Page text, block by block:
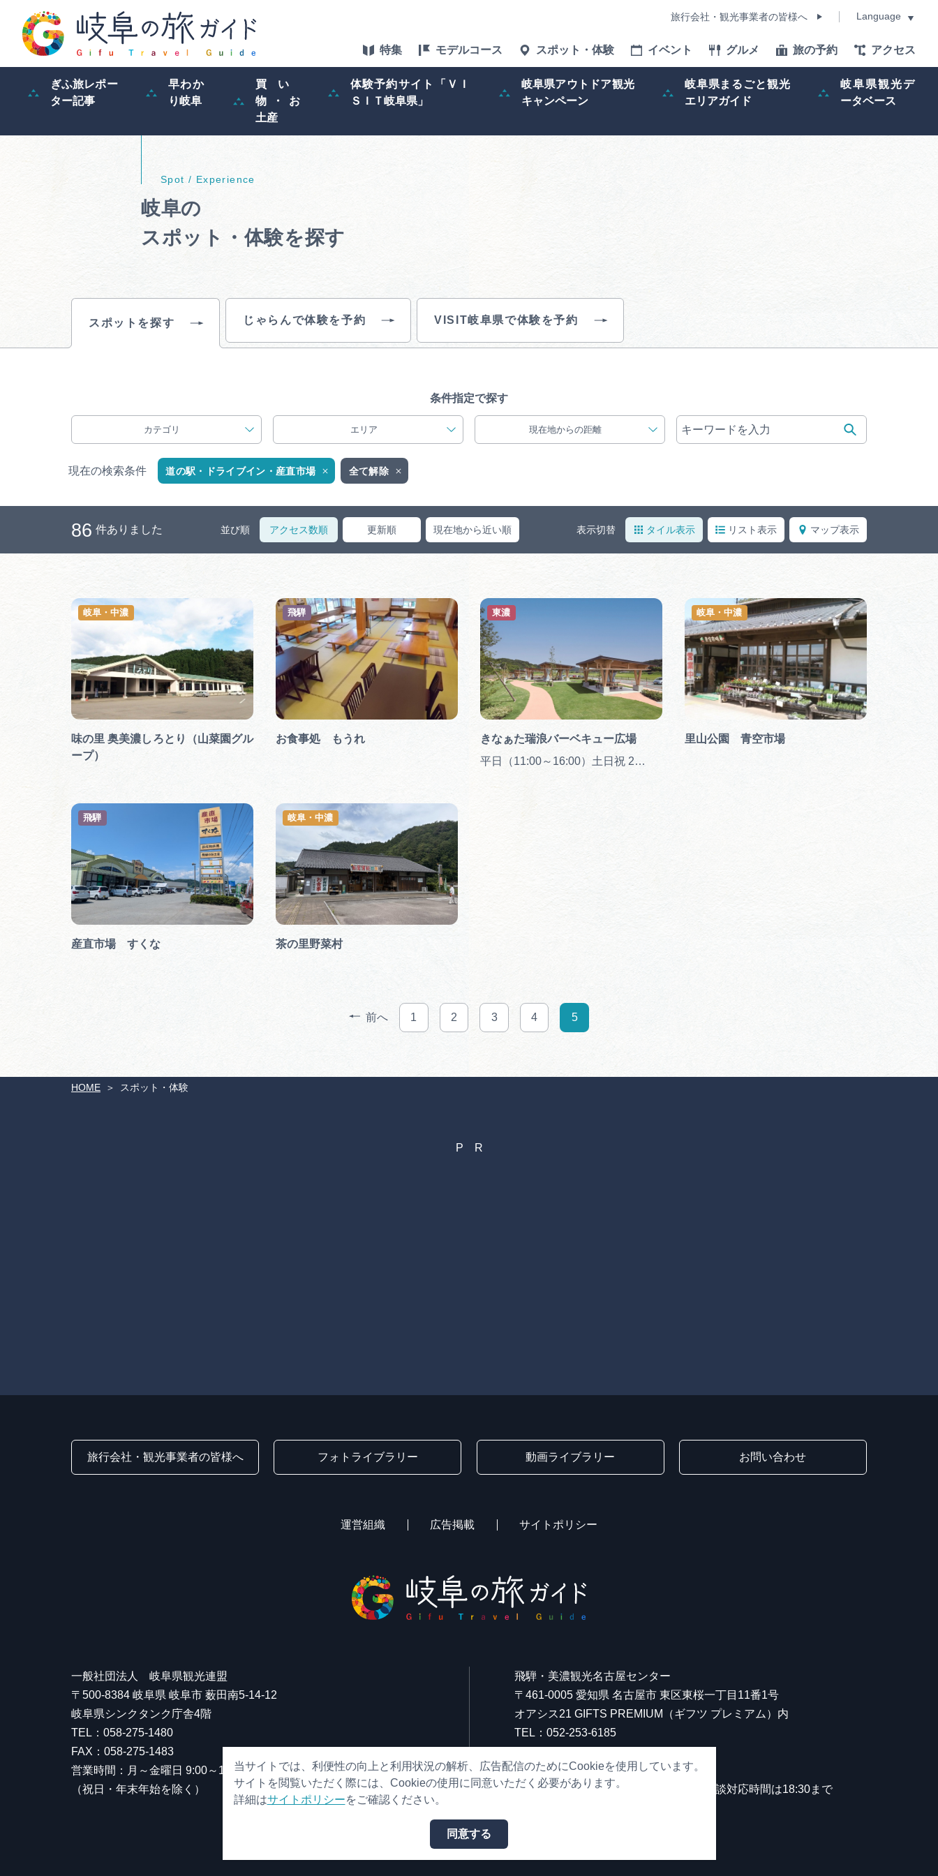
旅行会社・観光事業者の皆様へ Language
特集 モデルコース スポット・体験 イベント グルメ 旅の予約 アクセス
ぎふ旅レポー
ター記事
早わか
り岐阜
買い
物・お
土産
体験予約サイト「ＶＩ
ＳＩＴ岐阜県」
岐阜県アウトドア観光
キャンペーン
岐阜県まるごと観光
エリアガイド
岐阜県観光デ
ータベース
買い物・お土産
岐阜県観光データベース
広告掲載 サイトポリシー
HOME スポット・体験
岐阜の
スポット・体験を探す
スポットを探す じゃらんで体験を予約 VISIT岐阜県で体験を予約
条件指定で探す
カテゴリ エリア 現在地からの距離
現在の検索条件 道の駅・ドライブイン・産直市場 全て解除
86 件ありました 並び順 アクセス数順 更新順 現在地から近い順 表示切替 タイル表示 リスト表示 マップ表示
味の里 奥美濃しろとり（山菜園グル
ープ）
岐阜・中濃
お食事処 もうれ
飛騨
きなぁた瑞浪バーベキュー広場
東濃
平日（11:00～16:00）土日祝 2…
里山公園 青空市場
岐阜・中濃
産直市場 すくな
飛騨
茶の里野菜村
岐阜・中濃
前へ 1 2 3 4 5
旅行会社・観光事業者の皆様へ フォトライブラリー 動画ライブラリー お問い合わせ
運営組織 広告掲載 サイトポリシー
一般社団法人 岐阜県観光連盟
〒500-8384 岐阜県 岐阜市 薮田南5-14-12
岐阜県シンクタンク庁舎4階
TEL：058-275-1480
FAX：058-275-1483
営業時間：月～金曜日 9:00～17:00
（祝日・年末年始を除く）
飛騨・美濃観光名古屋センター
〒461-0005 愛知県 名古屋市 東区東桜一丁目11番1号
オアシス21 GIFTS PREMIUM（ギフツ プレミアム）内
TEL：052-253-6185
営業時間：10:00～21:00
（原則、元日を除き年中無休）※観光相談対応時間は18:30まで
© （一社）岐阜県観光連盟 All Rights Reserved.
当サイトでは、利便性の向上と利用状況の解析、広告配信のためにCookieを使用しています。
サイトを閲覧いただく際には、Cookieの使用に同意いただく必要があります。
詳細はサイトポリシーをご確認ください。
同意する